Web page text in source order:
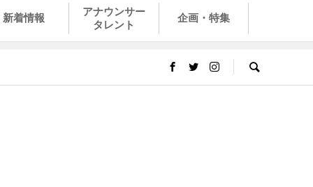
新着情報
アナウンサー
タレント
企画・特集